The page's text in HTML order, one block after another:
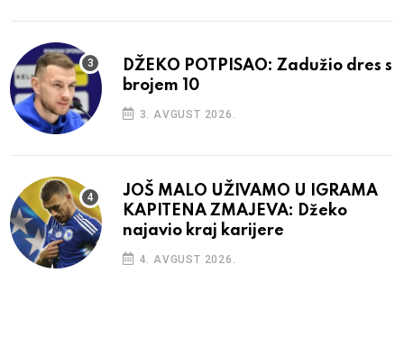
DŽEKO POTPISAO: Zadužio dres s
brojem 10
3. AVGUST 2026.
JOŠ MALO UŽIVAMO U IGRAMA
KAPITENA ZMAJEVA: Džeko
najavio kraj karijere
4. AVGUST 2026.